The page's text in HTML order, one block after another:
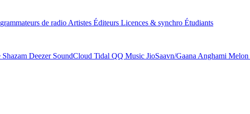
de radio Artistes Éditeurs Licences & synchro Étudiants
Shazam Deezer SoundCloud Tidal QQ Music JioSaavn/Gaana Anghami Melon